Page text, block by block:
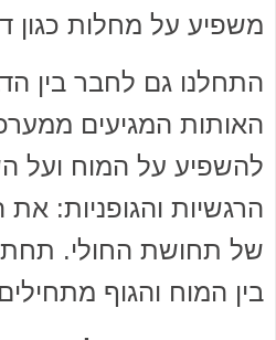
משפיע על מחלות כגון
התחלנו גם לחבר בין
האותות המגיעים
להשפיע על המוח ועל
הרגשיות והגופניות:
של תחושת החולי. תחת
בין המוח והגוף